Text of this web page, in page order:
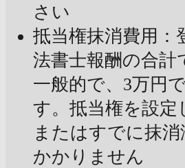
さい
抵当権抹消費用：
法書士報酬の合計
一般的で、3万円
す。抵当権を設定
またはすでに抹
かかりません